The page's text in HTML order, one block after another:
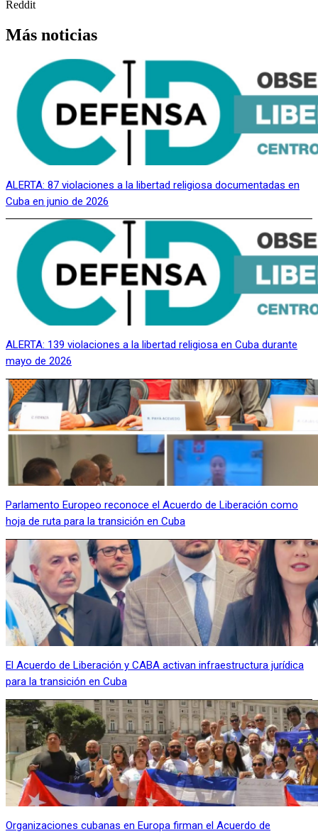
Reddit
Más noticias
ALERTA: 87 violaciones a la libertad religiosa documentadas en
Cuba en junio de 2026
ALERTA: 139 violaciones a la libertad religiosa en Cuba durante
mayo de 2026
Parlamento Europeo reconoce el Acuerdo de Liberación como
hoja de ruta para la transición en Cuba
El Acuerdo de Liberación y CABA activan infraestructura jurídica
para la transición en Cuba
Organizaciones cubanas en Europa firman el Acuerdo de